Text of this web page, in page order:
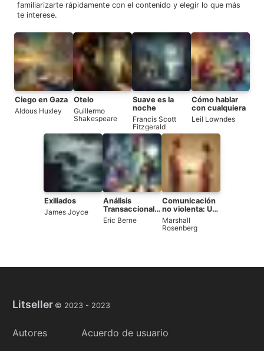
familiarizarte rápidamente con el contenido y elegir lo que más
te interese.
Ciego en Gaza
Aldous Huxley
Otelo
Guillermo
Shakespeare
Suave es la
noche
Francis Scott
Fitzgerald
Cómo hablar
con cualquiera
Leil Lowndes
Exiliados
James Joyce
Análisis
Transaccional
en Psicoterapia
Eric Berne
Comunicación
no violenta: Un
lenguaje de
vida
Marshall
Rosenberg
Litseller © 2023 - 2023
Autores
Acuerdo de usuario